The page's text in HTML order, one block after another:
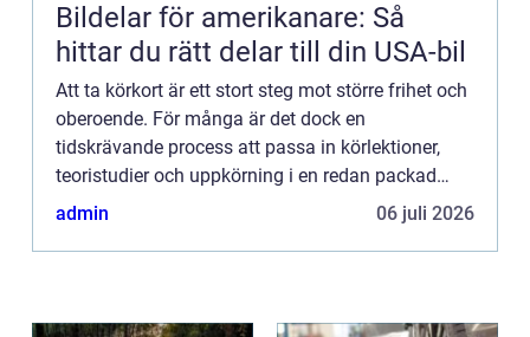
Bildelar för amerikanare: Så
hittar du rätt delar till din USA-bil
Att ta körkort är ett stort steg mot större frihet och
oberoende. För många är det dock en
tidskrävande process att passa in körlektioner,
teoristudier och uppkörning i en redan packad
vardag. Lösnin...
admin 06 juli 2026